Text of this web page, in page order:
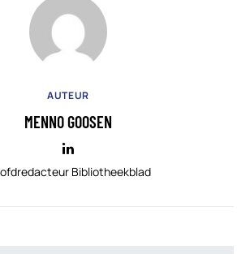
AUTEUR
MENNO GOOSEN
Bibliotheekblad